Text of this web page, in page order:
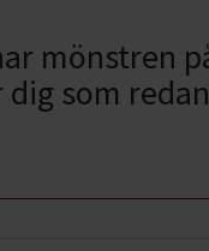
mönstren
som